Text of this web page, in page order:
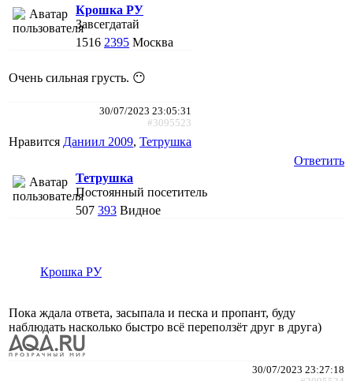
Крошка РУ
Завсегдатай
1516 2395 Москва
Очень сильная грусть. 😶
30/07/2023 23:05:31
#3095523
Нравится Даниил 2009, Тетрушка
Ответить
Тетрушка
Постоянный посетитель
507 393 Видное
Крошка РУ
Пока ждала ответа, засыпала и песка и пропант, буду
наблюдать насколько быстро всё переползёт друг в друга)
30/07/2023 23:27:18